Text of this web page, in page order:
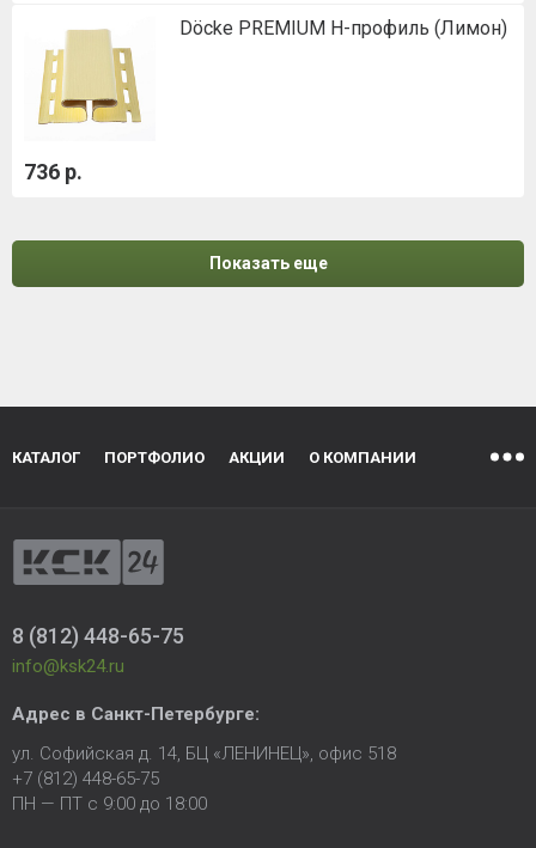
Döcke PREMIUM H-профиль (Лимон)
736 р.
Показать еще
КАТАЛОГ ПОРТФОЛИО АКЦИИ О КОМПАНИИ
8 (812) 448-65-75
info@ksk24.ru
Адрес в Санкт-Петербурге:
ул. Софийская д. 14, БЦ «ЛЕНИНЕЦ», офис 518
+7 (812) 448-65-75
ПН — ПТ с 9:00 до 18:00